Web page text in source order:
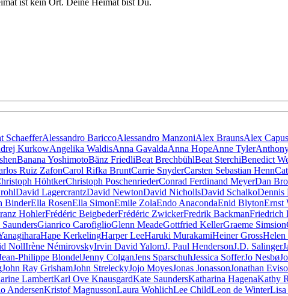
ist kein Ort. Deine Heimat bist Du.
SchaefferAlessandro BariccoAlessandro ManzoniAlex BraunsAlex Capus
KurkowAngelika WaldisAnna GavaldaAnna HopeAnne Tyler
Banana YoshimotoBänz FriedliBeat BrechbühlBeat SterchiBenedict
Ruiz ZafonCarol Rifka BruntCarrie SnyderCarsten Sebastian Henn
HöhtkerChristoph PoschenriederConrad Ferdinand MeyerDan
David LagercrantzDavid NewtonDavid NichollsDavid SchalkoDennis
BinderElla RosenElla SimonEmile ZolaEndo AnacondaEnid BlytonErnst
HohlerFrédéric BeigbederFrédéric ZwickerFredrik BackmanFriedrich
Gianrico CarofiglioGlenn MeadeGottfried KellerGraeme Simsion
Hape KerkelingHarper LeeHaruki MurakamiHeiner GrossHelen
NollIrène NémirovskyIrvin David YalomJ. Paul HendersonJ.D. Salinger
Philippe BlondelJenny ColganJens SparschuhJessica SofferJo Nesbø
John Ray GrishamJohn StreleckyJojo MoyesJonas JonassonJonathan
LambertKarl Ove KnausgardKate SaundersKatharina HagenaKathy
AndersenKristof MagnussonLaura WohlichLee ChildLeon de WinterLisa